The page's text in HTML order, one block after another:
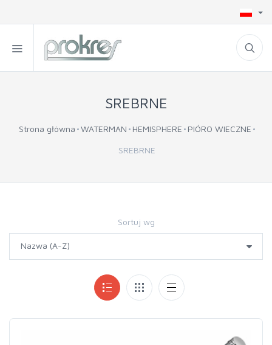
SREBRNE
Strona główna WATERMAN HEMISPHERE PIÓRO WIECZNE
SREBRNE
Sortuj wg